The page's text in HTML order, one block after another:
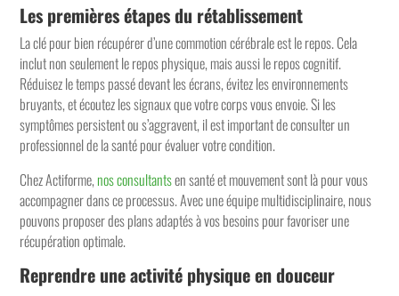
Les premières étapes du rétablissement
La clé pour bien récupérer d’une commotion cérébrale est le repos. Cela
inclut non seulement le repos physique, mais aussi le repos cognitif.
Réduisez le temps passé devant les écrans, évitez les environnements
bruyants, et écoutez les signaux que votre corps vous envoie. Si les
symptômes persistent ou s’aggravent, il est important de consulter un
professionnel de la santé pour évaluer votre condition.
Chez Actiforme,nos consultantsen santé et mouvement sont là pour vous
accompagner dans ce processus. Avec une équipe multidisciplinaire, nous
pouvons proposer des plans adaptés à vos besoins pour favoriser une
récupération optimale.
Reprendre une activité physique en douceur